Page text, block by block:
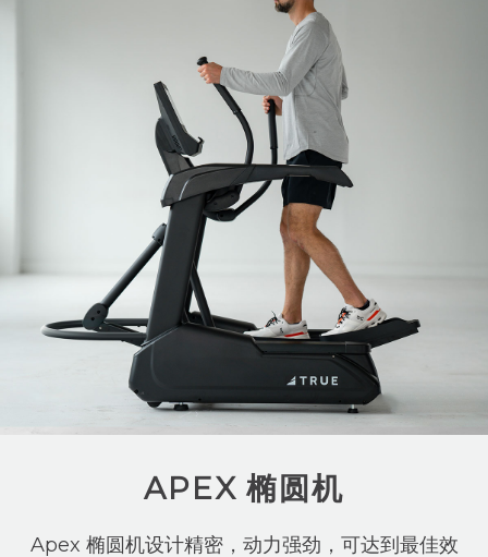
APEX 椭圆机
Apex 椭圆机设计精密，动力强劲，可达到最佳效